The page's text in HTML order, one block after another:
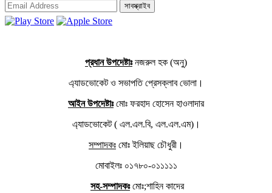
সাবস্ক্রাইব
প্রধান উপদেষ্টাঃনজরুল হক (অনু)
এ্যাডভোকেট ও সভাপতি প্রেসক্লাব ভোলা।
আইন উপদেষ্টাঃমোঃ ফরহাদ হোসেন হাওলাদার
এ্যাডভোকেট ( এল.এল.বি, এল.এল.এম)।
সম্পাদকঃ মোঃ ইলিয়াছ চৌধুরী।
মোবাইলঃ ০১৭৮০-০১১১১১
সহ-সম্পাদকঃমোঃ;শাহিন কাদের